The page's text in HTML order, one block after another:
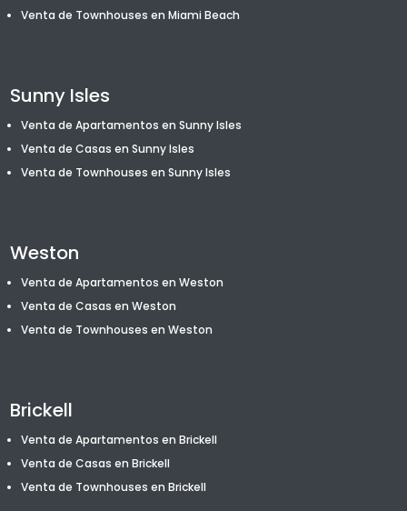
Venta de Townhouses en Miami Beach
Sunny Isles
Venta de Apartamentos en Sunny Isles
Venta de Casas en Sunny Isles
Venta de Townhouses en Sunny Isles
Weston
Venta de Apartamentos en Weston
Venta de Casas en Weston
Venta de Townhouses en Weston
Brickell
Venta de Apartamentos en Brickell
Venta de Casas en Brickell
Venta de Townhouses en Brickell